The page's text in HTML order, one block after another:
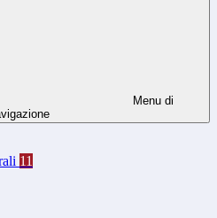
Menu di
11